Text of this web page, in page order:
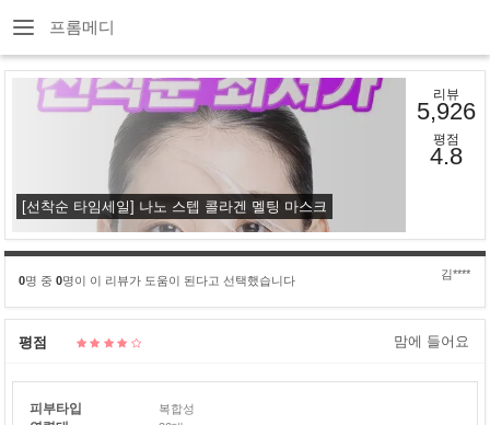
프롬메디
[선착순 타임세일] 나노 스텝 콜라겐 멜팅 마스크
리뷰
5,926
평점
4.8
0명 중 0명이 이 리뷰가 도움이 된다고 선택했습니다 김****
평점 맘에 들어요
피부타입 복합성